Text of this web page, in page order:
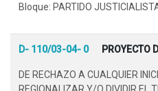
Bloque: PARTIDO
D- 110/03-04- 0 PROYECTO
DE RECHAZO A CUALQUIER
REGIONALIZAR Y/O DIVIDIR EL